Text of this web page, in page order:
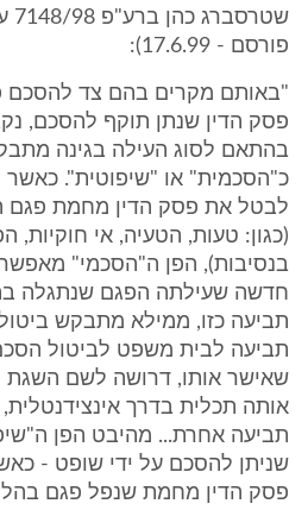
פורסם - 17.6.99):
"באותם מקרים בהם צד
פסק הדין שנתן תוקף להסכם,
בהתאם לסוג העילה בגינה
כ"הסכמית" או "שיפוטית".
לבטל את פסק הדין מחמת פגם
(כגון: טעות, הטעיה, אי חוקיות,
בנסיבות), הפן ה"הסכמי"
חדשה שעילתה הפגם שנתגלה
תביעה כזו, ממילא מתבקש
תביעה לבית משפט לביטול
שאישר אותו, דרושה לשם השגת
אותה תכלית בדרך אינצידנטלית,
תביעה אחרת... מהיבט הפן
שניתן להסכם על ידי שופט -
פסק הדין מחמת שנפל פגם